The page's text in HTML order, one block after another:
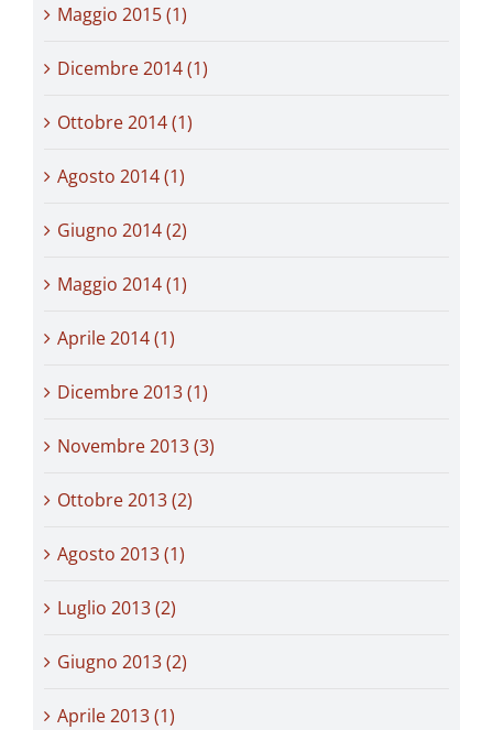
Maggio 2015 (1)
Dicembre 2014 (1)
Ottobre 2014 (1)
Agosto 2014 (1)
Giugno 2014 (2)
Maggio 2014 (1)
Aprile 2014 (1)
Dicembre 2013 (1)
Novembre 2013 (3)
Ottobre 2013 (2)
Agosto 2013 (1)
Luglio 2013 (2)
Giugno 2013 (2)
Aprile 2013 (1)